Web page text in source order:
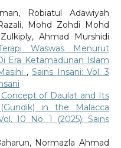
Robiatul Adawiyah
Mohd Zohdi Mohd
Ahmad Murshidi
Waswas Menurut
Era Ketamadunan Islam
,Sains Insani: Vol. 3
of Daulat and Its
in the Malacca
10 No. 1 (2025): Sains
Normazla Ahmad